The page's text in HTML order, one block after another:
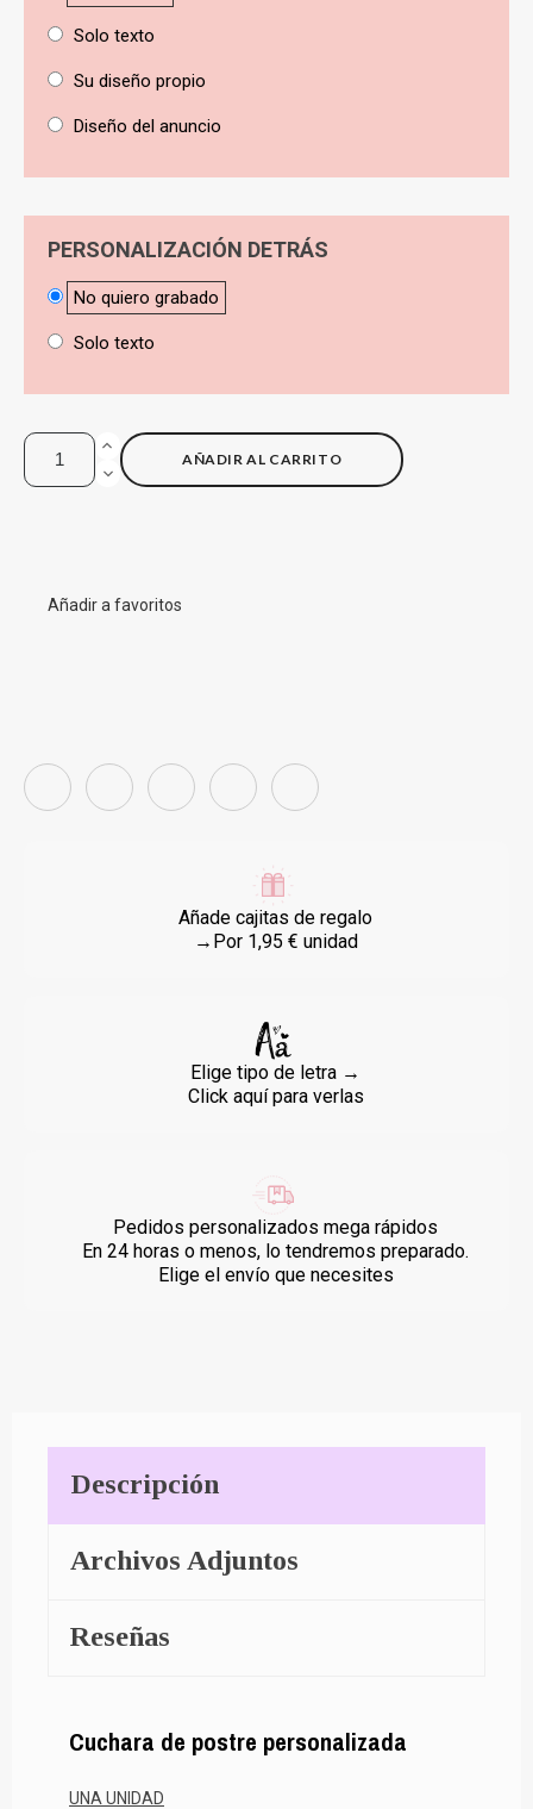
Solo texto
Su diseño propio
Diseño del anuncio
PERSONALIZACIÓN DETRÁS
No quiero grabado
Solo texto
AÑADIR AL CARRITO
Añadir a favoritos
Añade cajitas de regalo
→Por 1,95 € unidad
Elige tipo de letra →
Click aquí para verlas
Pedidos personalizados mega rápidos
En 24 horas o menos, lo tendremos preparado.
Elige el envío que necesites
Descripción
Archivos Adjuntos
Reseñas
Cuchara de postre personalizada
UNA UNIDAD